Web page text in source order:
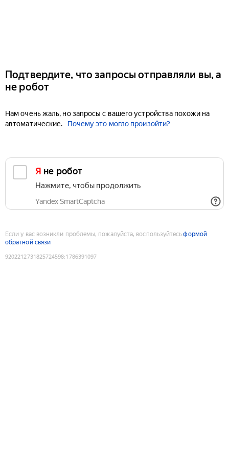
Подтвердите, что запросы отправляли вы, а
не робот
Нам очень жаль, но запросы с вашего устройства похожи на
автоматические.
Почему это могло произойти?
Я не робот
Нажмите, чтобы продолжить
Yandex SmartCaptcha
Если у вас возникли проблемы, пожалуйста, воспользуйтесьформой
обратной связи
9202212731825724598:1786391097